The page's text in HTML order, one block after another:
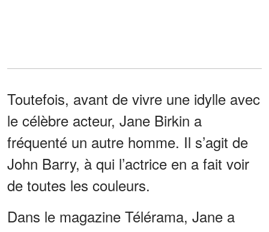
Toutefois, avant de vivre une idylle avec
le célèbre acteur, Jane Birkin a
fréquenté un autre homme. Il s’agit de
John Barry, à qui l’actrice en a fait voir
de toutes les couleurs.
Dans le magazine Télérama, Jane a